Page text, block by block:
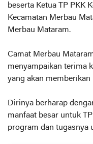
beserta Ketua TP PKK
Kecamatan Merbau
Merbau Mataram.
Camat Merbau
menyampaikan terima
yang akan memberikan
Dirinya berharap
manfaat besar untuk
program dan tugasnya